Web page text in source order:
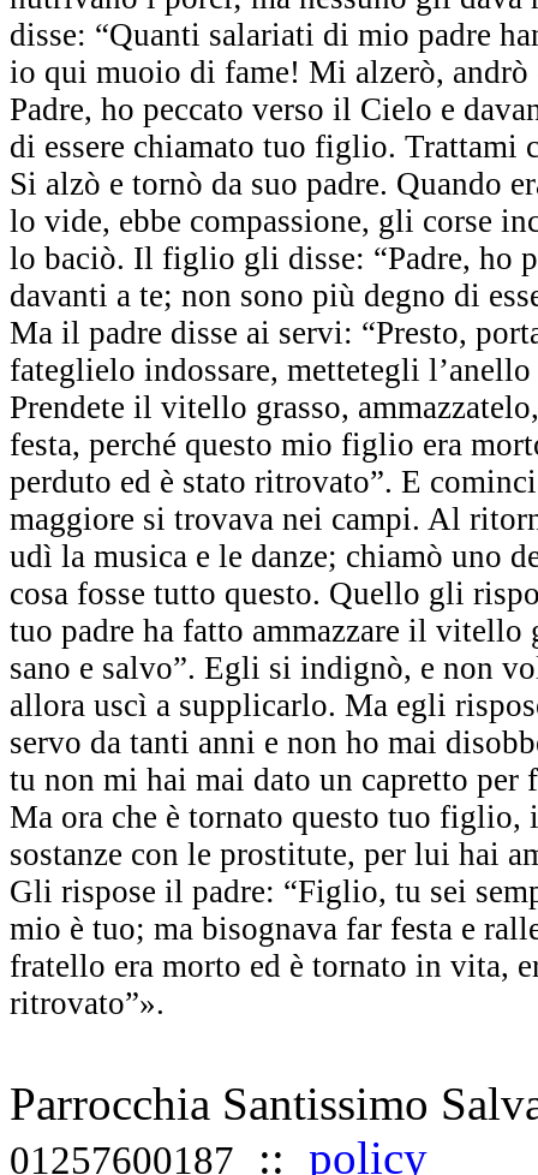
disse: “Quanti salariati di mio padre
io qui muoio di fame! Mi alzerò,
Padre, ho peccato verso il Cielo e
di essere chiamato tuo figlio. Trattami
Si alzò e tornò da suo padre. Quando
lo vide, ebbe compassione, gli corse
lo baciò. Il figlio gli disse: “Padre, ho
davanti a te; non sono più degno di
Ma il padre disse ai servi: “Presto,
fateglielo indossare, mettetegli
Prendete il vitello grasso,
festa, perché questo mio figlio era
perduto ed è stato ritrovato”. E
maggiore si trovava nei campi. Al
udì la musica e le danze; chiamò uno
cosa fosse tutto questo. Quello gli
tuo padre ha fatto ammazzare il vitello
sano e salvo”. Egli si indignò, e non
allora uscì a supplicarlo. Ma egli
servo da tanti anni e non ho mai
tu non mi hai mai dato un capretto per
Ma ora che è tornato questo tuo figlio,
sostanze con le prostitute, per lui hai
Gli rispose il padre: “Figlio, tu sei
mio è tuo; ma bisognava far festa e
fratello era morto ed è tornato in vita,
ritrovato”».
Parrocchia Santissimo
01257600187 :: policy